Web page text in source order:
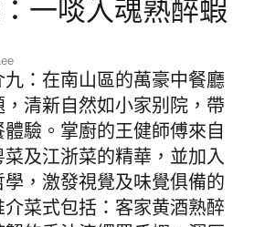
一啖入魂熟醉蝦
： 在南山區的萬豪中餐廳
清新自然如小家别院，帶
驗。掌廚的王健師傅來自
菜及江浙菜的精華，並加入
，激發視覺及味覺俱備的
菜式包括：客家黄酒熟醉